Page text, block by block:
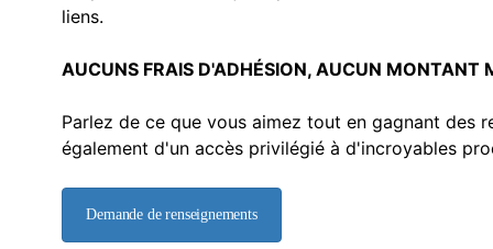
liens.
AUCUNS FRAIS D'ADHÉSION, AUCUN MONTANT
Parlez de ce que vous aimez tout en gagnant des
également d'un accès privilégié à d'incroyables
Demande de renseignements